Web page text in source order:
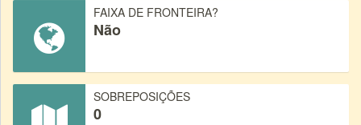
FAIXA DE FRONTEIRA?
Não
SOBREPOSIÇÕES
0